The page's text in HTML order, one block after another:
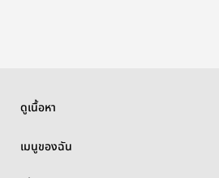
ดูเนื้อหา
เมนูของฉัน